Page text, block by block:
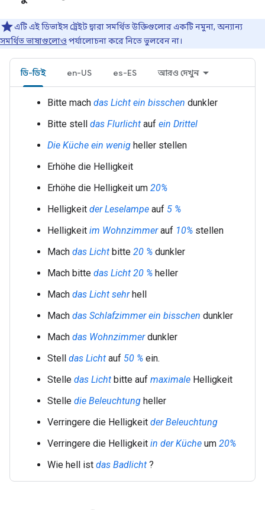
এটি এই ডিভাইস ট্রেইট দ্বারা সমর্থিত উক্তিগুলোর একটি নমুনা, অন্যান্য
সমর্থিত ভাষাগুলোও পর্যালোচনা করে নিতে ভুলবেন না।
ডি-ডিই en-US es-ES আরও দেখুন
Bitte mach das Licht ein bisschen dunkler
Bitte stell das Flurlicht auf ein Drittel
Die Küche ein wenig heller stellen
Erhöhe die Helligkeit
Erhöhe die Helligkeit um 20%
Helligkeit der Leselampe auf 5 %
Helligkeit im Wohnzimmer auf 10% stellen
Mach das Licht bitte 20 % dunkler
Mach bitte das Licht 20 % heller
Mach das Licht sehr hell
Mach das Schlafzimmer ein bisschen dunkler
Mach das Wohnzimmer dunkler
Stell das Licht auf 50 % ein.
Stelle das Licht bitte auf maximale Helligkeit
Stelle die Beleuchtung heller
Verringere die Helligkeit der Beleuchtung
Verringere die Helligkeit in der Küche um 20%
Wie hell ist das Badlicht ?